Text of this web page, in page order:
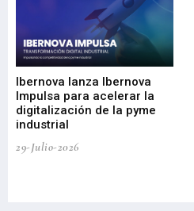
Ibernova lanza Ibernova
Impulsa para acelerar la
digitalización de la pyme
industrial
29-Julio-2026